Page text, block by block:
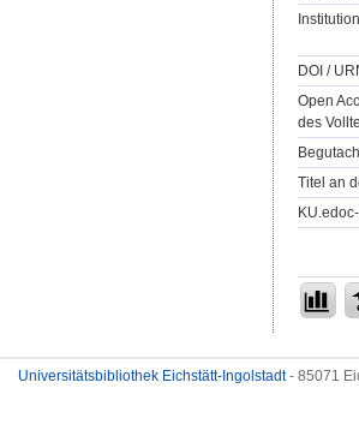
DOI /
Open
des
Titel an
Universitätsbibliothek Eichstätt-Ingolstadt- 85071